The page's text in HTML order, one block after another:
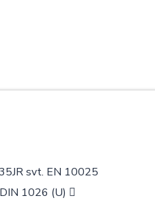
svt. EN 10025
1026 (U) 